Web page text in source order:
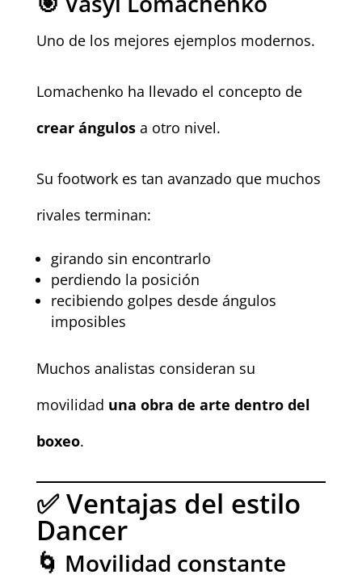
Uno de los mejores ejemplos modernos.
Lomachenko ha llevado el concepto de
crear ángulosa otro nivel.
Su footwork es tan avanzado que muchos
rivales terminan:
girando sin encontrarlo
perdiendo la posición
recibiendo golpes desde ángulos
imposibles
Muchos analistas consideran su
movilidad una obra de arte dentro del
boxeo.
✅ Ventajas del estilo
Dancer
🌀 Movilidad constante